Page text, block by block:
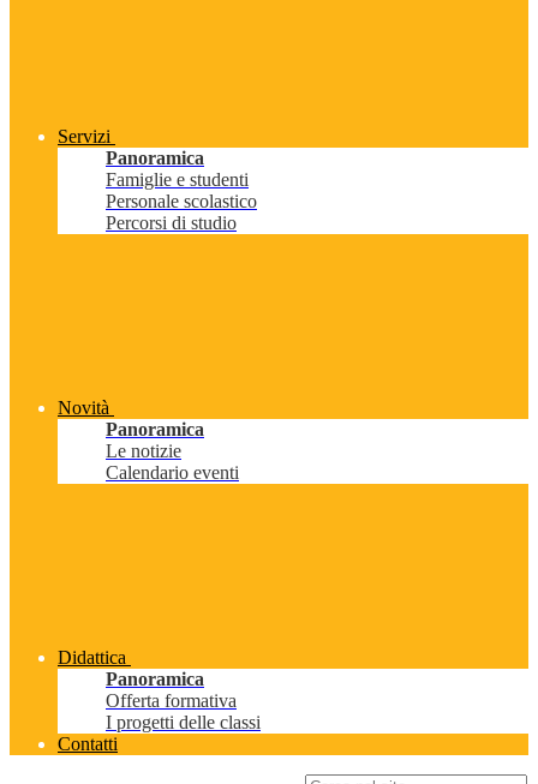
Servizi
Panoramica
Famiglie e studenti
Personale scolastico
Percorsi di studio
Novità
Panoramica
Le notizie
Calendario eventi
Didattica
Panoramica
Offerta formativa
I progetti delle classi
Contatti